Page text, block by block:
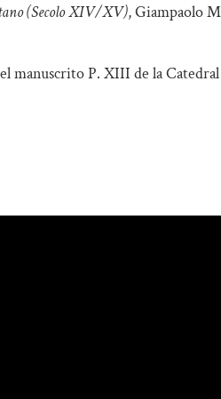
(Secolo XIV/XV), Giampaolo
manuscrito P. XIII de la